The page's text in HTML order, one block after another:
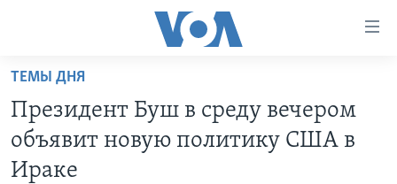
Перейти
основной
контент
Перейти
ПРОГРАММЫ
ПРОЕКТЫ
ТЕМЫ ДНЯ
Президент Буш в среду вечером
объявит новую политику США в
Ираке